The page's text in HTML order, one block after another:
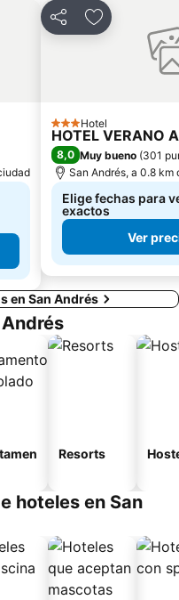
CompartirAgregar a
3 Estrellas
Hotel
HOTEL VERANO
8,0 Muy bueno (301
San Andrés, a 0.8 km
Elige fechas para
exactos
Ver
en San Andrés
Resorts
hoteles en San